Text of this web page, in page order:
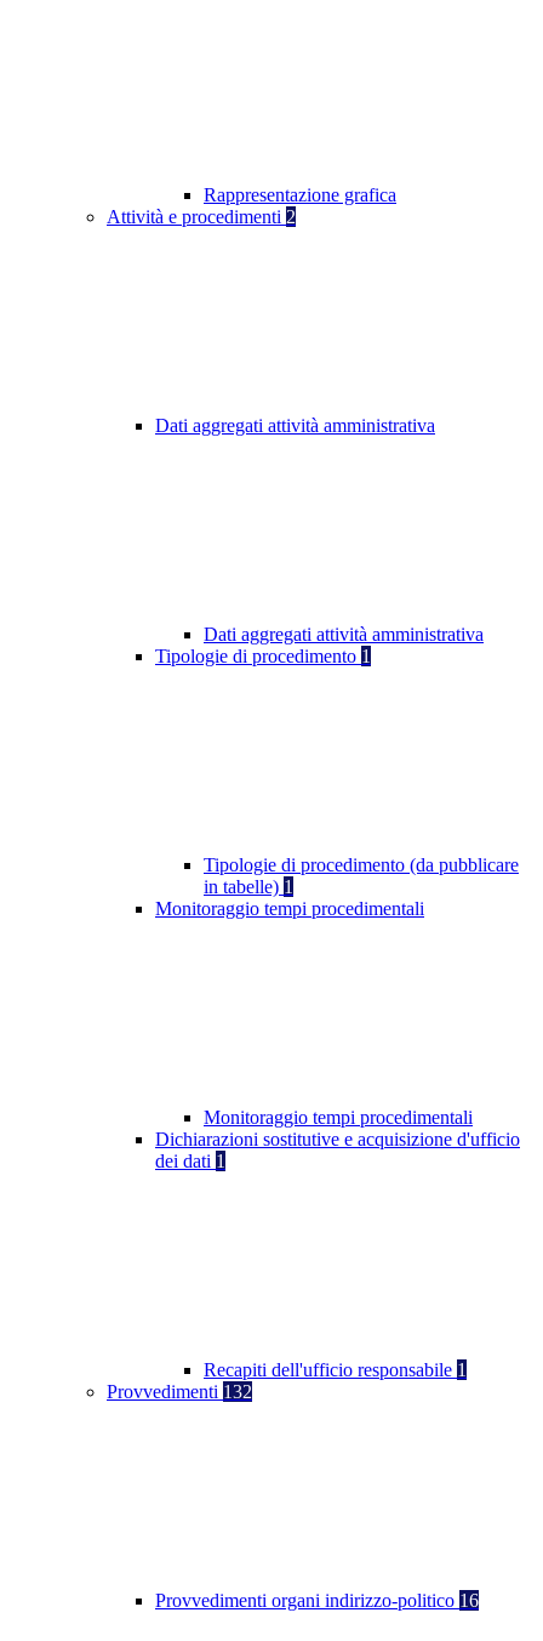
Rappresentazione grafica
Attività e procedimenti 2
Dati aggregati attività amministrativa
Dati aggregati attività amministrativa
Tipologie di procedimento 1
Tipologie di procedimento (da pubblicare
in tabelle) 1
Monitoraggio tempi procedimentali
Monitoraggio tempi procedimentali
Dichiarazioni sostitutive e acquisizione d'ufficio
dei dati 1
Recapiti dell'ufficio responsabile 1
Provvedimenti 132
Provvedimenti organi indirizzo-politico 16